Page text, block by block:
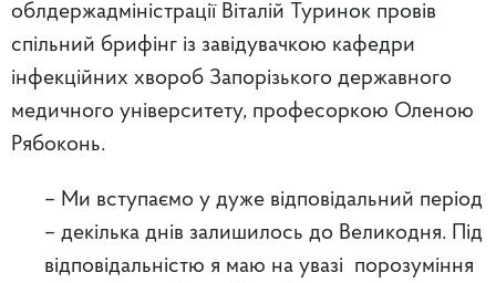
облдержадміністрації Віталій Туринок провів
спільний брифінг із завідувачкою кафедри
інфекційних хвороб Запорізького державного
медичного університету, професоркою Оленою
Рябоконь.
– Ми вступаємо у дуже відповідальний період
– декілька днів залишилось до Великодня. Під
відповідальністю я маю на увазі порозуміння